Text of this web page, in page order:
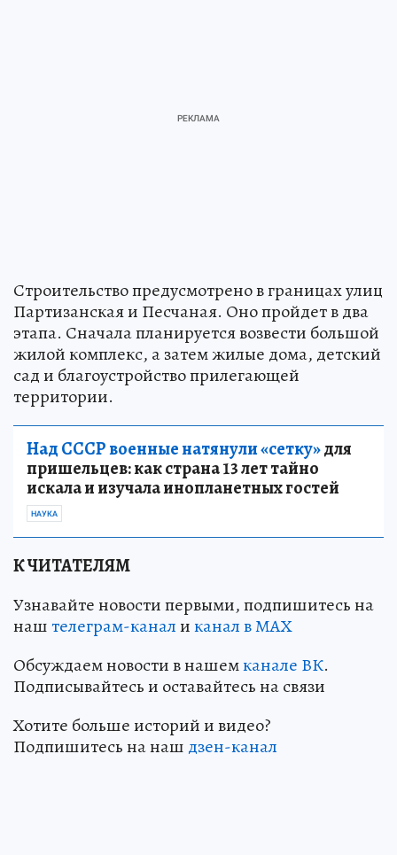
Строительство предусмотрено в границах улиц
Партизанская и Песчаная. Оно пройдет в два
этапа. Сначала планируется возвести большой
жилой комплекс, а затем жилые дома, детский
сад и благоустройство прилегающей
территории.
Над СССР военные натянули «сетку»для
пришельцев: как страна 13 лет тайно
искала и изучала инопланетных гостей
НАУКА
К ЧИТАТЕЛЯМ
Узнавайте новости первыми, подпишитесь на
наштелеграм-каналиканал в МАХ
Обсуждаем новости в нашемканале ВК.
Подписывайтесь и оставайтесь на связи
Хотите больше историй и видео?
Подпишитесь на наш дзен-канал